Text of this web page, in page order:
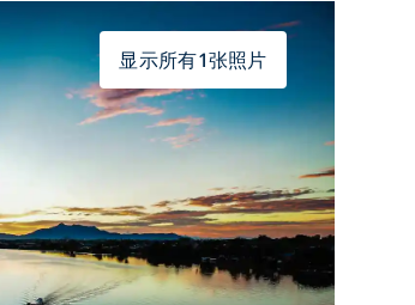
显示所有1张照片